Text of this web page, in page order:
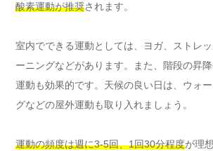
酸素運動が推奨されます。
室内でできる運動としては、ヨガ、ストレ
ーニングなどがあります。また、階段の昇
運動も効果的です。天候の良い日は、ウォ
グなどの屋外運動も取り入れましょう。
運動の頻度は週に3-5回、1回30分程度が理